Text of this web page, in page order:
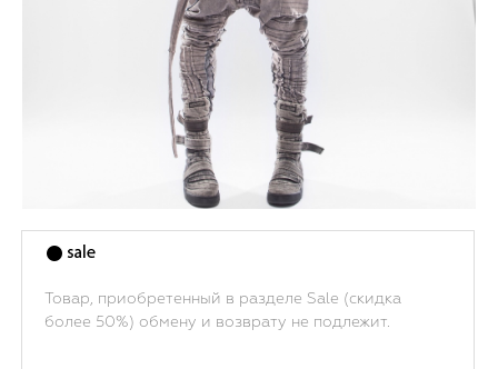
Товар, приобретенный в разделе Sale (скидка
более 50%) обмену и возврату не подлежит.